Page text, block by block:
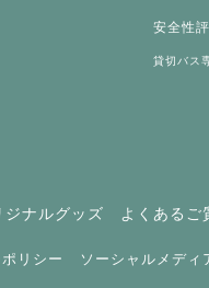
安全性
貸切バス
ジナルグッズ よくあるご
リシー ソーシャルメディ